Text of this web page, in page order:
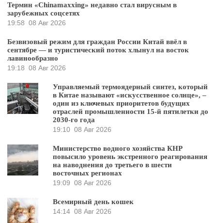
Термин «Chinamaxxing» недавно стал вирусным в
зарубежных соцсетях
19:58 08 Авг 2026
Безвизовый режим для граждан России Китай ввёл в
сентябре — и туристический поток хлынул на восток
лавинообразно
19:18 08 Авг 2026
Управляемый термоядерный синтез, который
в Китае называют «искусственное солнце», –
один из ключевых приоритетов будущих
отраслей промышленности 15-й пятилетки до
2030-го года
19:10 08 Авг 2026
Министерство водного хозяйства КНР
повысило уровень экстренного реагирования
на наводнения до третьего в шести
восточных регионах
19:09 08 Авг 2026
Всемирный день кошек
14:14 08 Авг 2026